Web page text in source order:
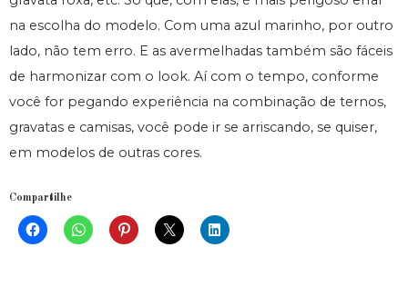
na escolha do modelo. Com uma azul marinho, por outro
lado, não tem erro. E as avermelhadas também são fáceis
de harmonizar com o look. Aí com o tempo, conforme
você for pegando experiência na combinação de ternos,
gravatas e camisas, você pode ir se arriscando, se quiser,
em modelos de outras cores.
Compartilhe